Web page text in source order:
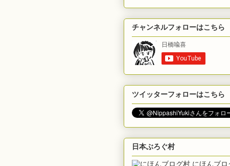
チャンネルフォローはこちら
ツイッターフォローはこちら
日本ぶろぐ村